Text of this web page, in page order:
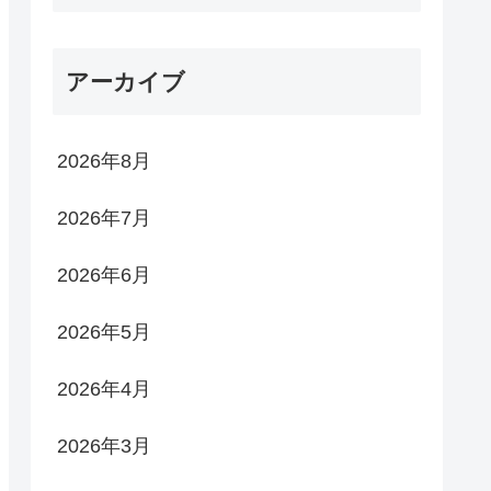
アーカイブ
2026年8月
2026年7月
2026年6月
2026年5月
2026年4月
2026年3月